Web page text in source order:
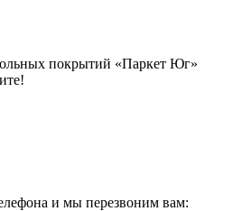
и мы перезвоним вам: